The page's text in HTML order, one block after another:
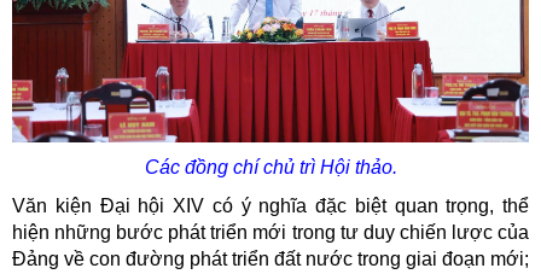
Các đồng chí chủ trì Hội thảo.
Văn kiện Đại hội XIV có ý nghĩa đặc biệt quan trọng, thể
hiện những bước phát triển mới trong tư duy chiến lược của
Đảng về con đường phát triển đất nước trong giai đoạn mới;